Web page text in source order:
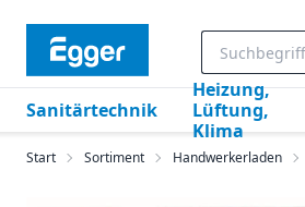
Sanitärtechnik
Heizung,
Lüftung,
Klima
Start Sortiment Handwerkerladen